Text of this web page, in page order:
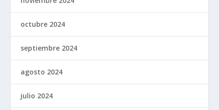
octubre 2024
septiembre 2024
agosto 2024
julio 2024